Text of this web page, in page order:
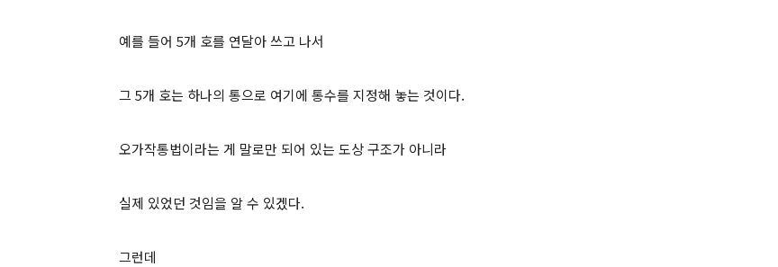
예를 들어 5개 호를 연달아 쓰고 나서
그 5개 호는 하나의 통으로 여기에 통수를 지정해 놓는 것이다.
오가작통법이라는 게 말로만 되어 있는 도상 구조가 아니라
실제 있었던 것임을 알 수 있겠다.
그런데